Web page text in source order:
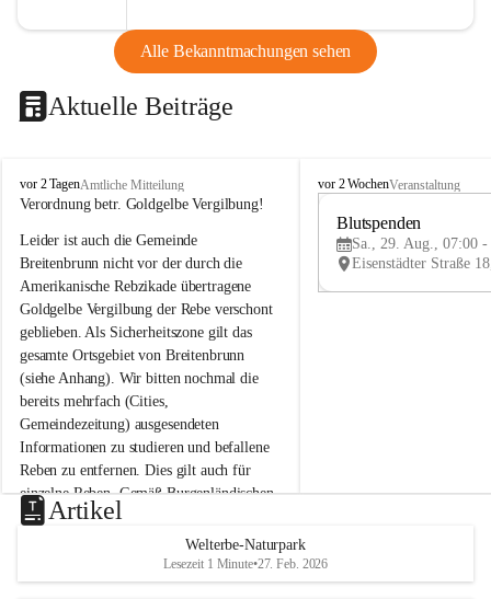
Alle Bekanntmachungen sehen
Aktuelle Beiträge
B
r
i
t
e
n
b
r
u
n
n
a
m
N
e
u
s
d
vor 2 TagenAmtliche Mitteilung
Verordnung betr. Goldgelbe Vergilbung!
Leider ist auch die Gemeinde
Breitenbrunn nicht vor der durch die
Amerikanische Rebzikade übertragene
Goldgelbe Vergilbung der Rebe verschont
geblieben. Als Sicherheitszone gilt das
gesamte Ortsgebiet von Breitenbrunn
(siehe Anhang). Wir bitten nochmal die
bereits mehrfach (Cities,
Gemeindezeitung) ausgesendeten
Informationen zu studieren und befallene
Reben zu entfernen. Dies gilt auch für
einzelne Reben. Gemäß Burgenländischen
Weinbaugesetz sind nicht gepflegte oder
unzulässige Weingärten zu roden! Bitte
helfen wir zusammen um unsere Winzer
vor den prognostizierten Ernteausfällen
B
e
u
e
d
vor 2 WochenVeranstaltung
Blutspenden
Sa., 29. Aug., 07:00 -
Artikel
Welterbe-Naturpark
Lesezeit 1 Minute•27. Feb. 2026